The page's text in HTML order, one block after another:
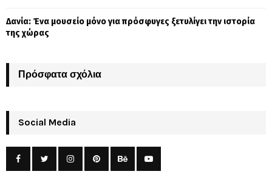
Δανία: Ένα μουσείο μόνο για πρόσφυγες ξετυλίγει την ιστορία
της χώρας
Πρόσφατα σχόλια
Social Media